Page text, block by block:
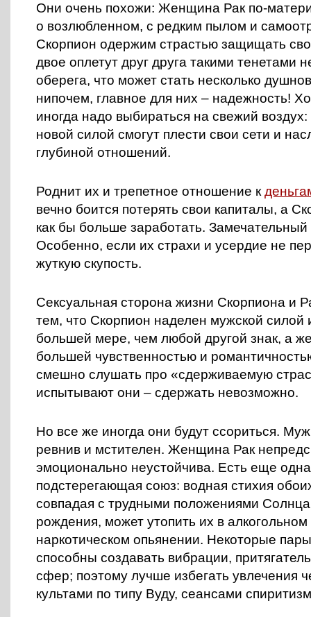
Они очень похожи: Женщина Рак по-
о возлюбленном, с редким пылом и
Скорпион одержим страстью защищать
двое оплетут друг друга такими тенетами
оберега, что может стать несколько
нипочем, главное для них – надежность!
иногда надо выбираться на свежий воздух:
новой силой смогут плести свои сети и
глубиной отношений.
Роднит их и трепетное отношение к
вечно боится потерять свои капиталы, а
как бы больше заработать.
Особенно, если их страхи и усердие не
жуткую скупость.
Сексуальная сторона жизни Скорпиона и
тем, что Скорпион наделен мужской силой
большей мере, чем любой другой знак, а
большей чувственностью и
смешно слушать про «сдерживаемую
испытывают они – сдержать невозможно.
Но все же иногда они будут ссориться.
ревнив и мстителен. Женщина Рак
эмоционально неустойчива. Есть еще
подстерегающая союз: водная стихия
совпадая с трудными положениями Солнца
рождения, может утопить их в алкогольном
наркотическом опьянении. Некоторые
способны создавать вибрации,
сфер; поэтому лучше избегать увлечения
культами по типу Вуду, сеансами